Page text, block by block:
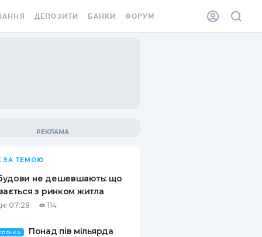
ВІНЬЄТКА
ДЕПОЗИТИ
ПИТАННЯ ТА ВІДПОВІДІ
ПУТІВНИКИ ПО
БАНКИ ФОРУМ
ЗА ТЕМОЮ
не дешевшають: що
з ринком житла
07:28 114
Понад пів мільярда